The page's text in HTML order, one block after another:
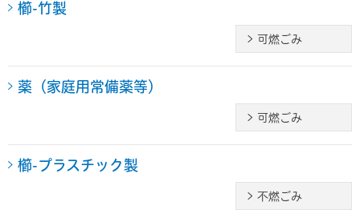
櫛-竹製
可燃ごみ
薬（家庭用常備薬等）
可燃ごみ
櫛-プラスチック製
不燃ごみ